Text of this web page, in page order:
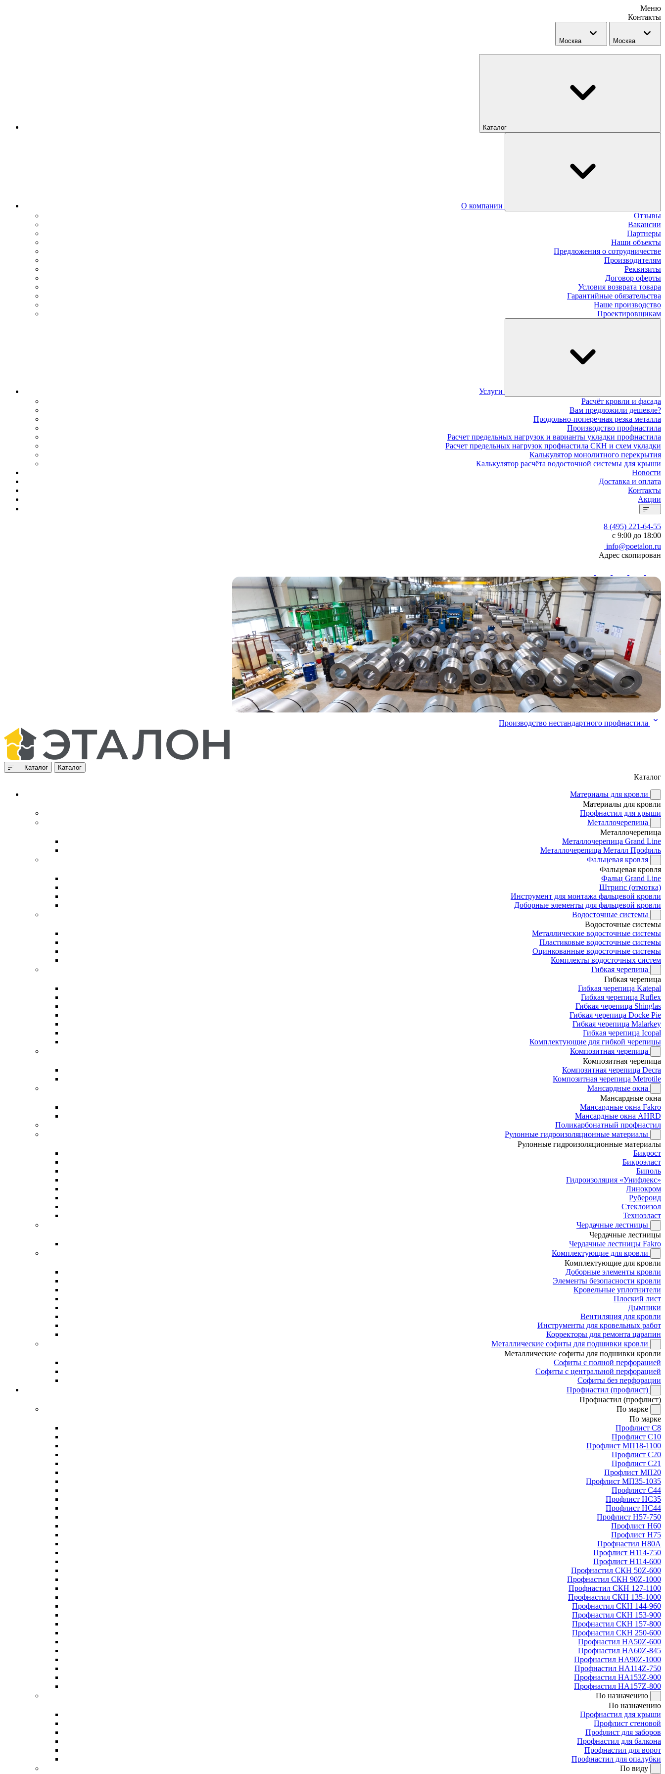
Меню
Контакты
Москва Москва
Каталог
О компании
Отзывы
Вакансии
Партнеры
Наши объекты
Предложения о сотрудничестве
Производителям
Реквизиты
Договор оферты
Условия возврата товара
Гарантийные обязательства
Наше производство
Проектировщикам
Услуги
Расчёт кровли и фасада
Вам предложили дешевле?
Продольно-поперечная резка металла
Производство профнастила
Расчет предельных нагрузок и варианты укладки профнастила
Расчет предельных нагрузок профнастила СКН и схем укладки
Калькулятор монолитного перекрытия
Калькулятор расчёта водосточной системы для крыши
Новости
Доставка и оплата
Контакты
Акции
8 (495) 221-64-55
с 9:00 до 18:00
info@poetalon.ru
Адрес скопирован
Производство нестандартного профнастила
Каталог Каталог
Каталог
Материалы для кровли
Материалы для кровли
Профнастил для крыши
Металлочерепица
Металлочерепица
Металлочерепица Grand Line
Металлочерепица Металл Профиль
Фальцевая кровля
Фальцевая кровля
Фальц Grand Line
Штрипс (отмотка)
Инструмент для монтажа фальцевой кровли
Доборные элементы для фальцевой кровли
Водосточные системы
Водосточные системы
Металлические водосточные системы
Пластиковые водосточные системы
Оцинкованные водосточные системы
Комплекты водосточных систем
Гибкая черепица
Гибкая черепица
Гибкая черепица Katepal
Гибкая черепица Ruflex
Гибкая черепица Shinglas
Гибкая черепица Docke Pie
Гибкая черепица Malarkey
Гибкая черепица Icopal
Комплектующие для гибкой черепицы
Композитная черепица
Композитная черепица
Композитная черепица Decra
Композитная черепица Metrotile
Мансардные окна
Мансардные окна
Мансардные окна Fakro
Мансардные окна AHRD
Поликарбонатный профнастил
Рулонные гидроизоляционные материалы
Рулонные гидроизоляционные материалы
Бикрост
Бикроэласт
Биполь
Гидроизоляция «Унифлекс»
Линокром
Рубероид
Стеклоизол
Техноэласт
Чердачные лестницы
Чердачные лестницы
Чердачные лестницы Fakro
Комплектующие для кровли
Комплектующие для кровли
Доборные элементы кровли
Элементы безопасности кровли
Кровельные уплотнители
Плоский лист
Дымники
Вентиляция для кровли
Инструменты для кровельных работ
Корректоры для ремонта царапин
Металлические софиты для подшивки кровли
Металлические софиты для подшивки кровли
Софиты с полной перфорацией
Софиты с центральной перфорацией
Софиты без перфорации
Профнастил (профлист)
Профнастил (профлист)
По марке
По марке
Профлист С8
Профлист С10
Профлист МП18-1100
Профлист С20
Профлист С21
Профлист МП20
Профлист МП35-1035
Профлист С44
Профлист НС35
Профлист НС44
Профлист Н57-750
Профлист Н60
Профлист Н75
Профнастил Н80А
Профлист Н114-750
Профлист Н114-600
Профнастил СКН 50Z-600
Профнастил СКН 90Z-1000
Профнастил СКН 127-1100
Профнастил СКН 135-1000
Профнастил СКН 144-960
Профнастил СКН 153-900
Профнастил СКН 157-800
Профнастил СКН 250-600
Профнастил НА50Z-600
Профнастил НА60Z-845
Профнастил НА90Z-1000
Профнастил НА114Z-750
Профнастил НА153Z-900
Профнастил НА157Z-800
По назначению
По назначению
Профнастил для крыши
Профлист стеновой
Профлист для заборов
Профнастил для балкона
Профнастил для ворот
Профнастил для опалубки
По виду